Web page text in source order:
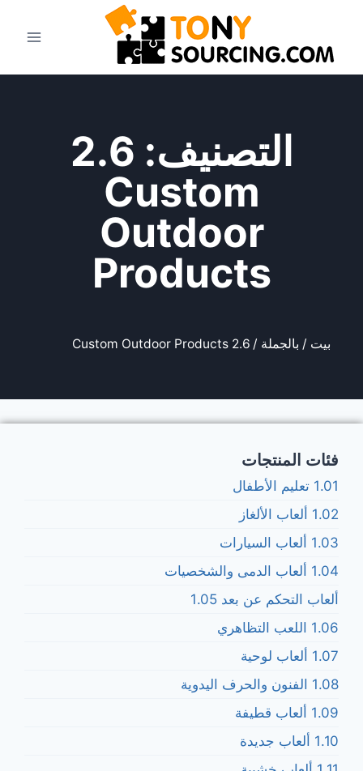
التصنيف: 2.6
Custom
Outdoor
Products
بيت / بالجملة / 2.6 Custom Outdoor Products
فئات المنتجات
1.01 تعليم الأطفال
1.02 ألعاب الألغاز
1.03 ألعاب السيارات
1.04 ألعاب الدمى والشخصيات
ألعاب التحكم عن بعد 1.05
1.06 اللعب التظاهري
1.07 ألعاب لوحية
1.08 الفنون والحرف اليدوية
1.09 ألعاب قطيفة
1.10 ألعاب جديدة